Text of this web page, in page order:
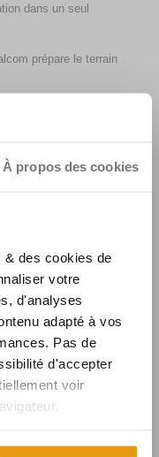
À propos des cookies
des cookies de
votre
d'analyses
adapté à vos
Pas de
d'accepter
voir
dans un seul
prépare le terrain
en France et son
à Karine